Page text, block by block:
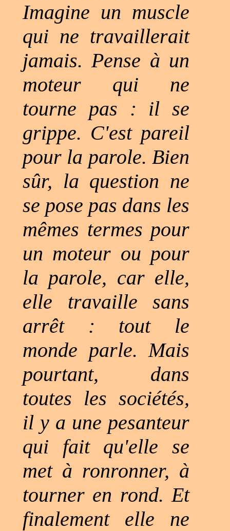
Imagine un muscle
qui ne travaillerait
jamais. Pense à un
moteur qui ne
tourne pas : il se
grippe. C'est pareil
pour la parole. Bien
sûr, la question ne
se pose pas dans les
mêmes termes pour
un moteur ou pour
la parole, car elle,
elle travaille sans
arrêt : tout le
monde parle. Mais
pourtant, dans
toutes les sociétés,
il y a une pesanteur
qui fait qu'elle se
met à ronronner, à
tourner en rond. Et
finalement elle ne